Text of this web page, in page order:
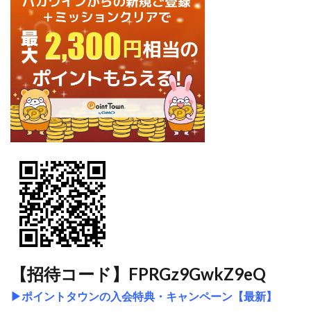
【招待コード】FPRGz9GwkZ9eQ
▶ポイントタウンの入会特典・キャンペーン【最新】